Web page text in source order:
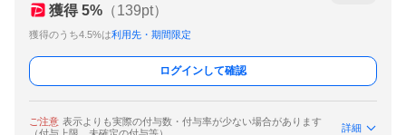
獲得 5% （139pt）
獲得のうち4.5%は利用先・期間限定
ログインして確認
ご注意 表示よりも実際の付与数・付与率が少ない場合があります
詳細